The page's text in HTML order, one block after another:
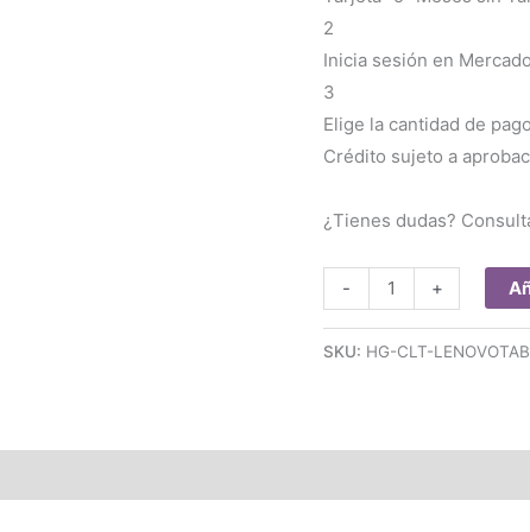
2
Inicia sesión en
3
Elige la cantidad de
Crédito sujeto a
¿Tienes dudas?
-
Film
Hidrogel
Protector
cantidad
+
SKU: HG-CLT-